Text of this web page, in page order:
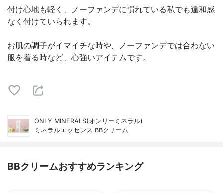
付け心地も軽く、ノーファンデに慣れている私でも違和感
なく付けていられます。
お肌の調子がイマイチな時や、ノーファンデでは合わない
服を着る時など、心強いアイテムです。
ONLY MINERALS(オンリーミネラル)
ミネラルエッセンス BBクリーム
BBクリームおすすめランキング